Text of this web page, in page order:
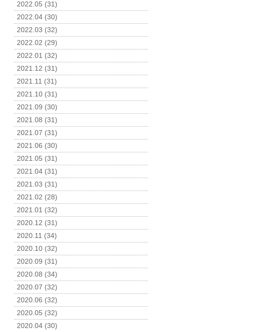
2022.05 (31)
2022.04 (30)
2022.03 (32)
2022.02 (29)
2022.01 (32)
2021.12 (31)
2021.11 (31)
2021.10 (31)
2021.09 (30)
2021.08 (31)
2021.07 (31)
2021.06 (30)
2021.05 (31)
2021.04 (31)
2021.03 (31)
2021.02 (28)
2021.01 (32)
2020.12 (31)
2020.11 (34)
2020.10 (32)
2020.09 (31)
2020.08 (34)
2020.07 (32)
2020.06 (32)
2020.05 (32)
2020.04 (30)